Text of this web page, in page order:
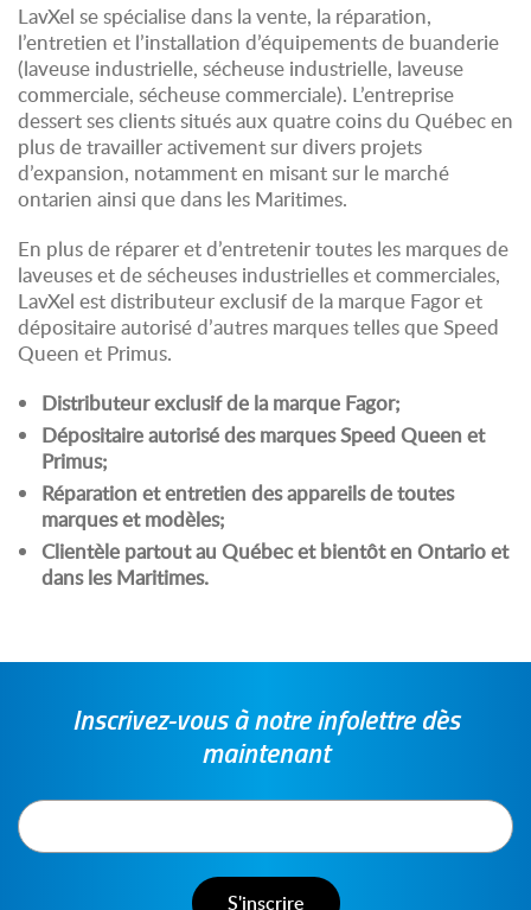
LavXel se spécialise dans la vente, la réparation,
l’entretien et l’installation d’équipements de buanderie
(laveuse industrielle, sécheuse industrielle, laveuse
commerciale, sécheuse commerciale). L’entreprise
dessert ses clients situés aux quatre coins du Québec en
plus de travailler activement sur divers projets
d’expansion, notamment en misant sur le marché
ontarien ainsi que dans les Maritimes.
En plus de réparer et d’entretenir toutes les marques de
laveuses et de sécheuses industrielles et commerciales,
LavXel est distributeur exclusif de la marque Fagor et
dépositaire autorisé d’autres marques telles que Speed
Queen et Primus.
Distributeur exclusif de la marque Fagor;
Dépositaire autorisé des marques Speed Queen et
Primus;
Réparation et entretien des appareils de toutes
marques et modèles;
Clientèle partout au Québec et bientôt en Ontario et
dans les Maritimes.
Inscrivez-vous à notre infolettre dès
maintenant